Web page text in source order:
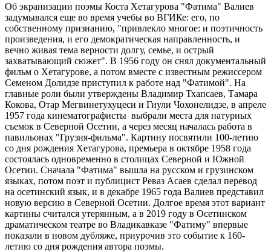
Об экранизации поэмы Коста Хетагурова "Фатима" Валиев
задумывался еще во время учебы во ВГИКе: его, по
собственному признанию, "привлекло многое: и поэтичность
произведения, и его демократическая направленность, и
вечно живая тема верности долгу, семье, и острый
захватывающий сюжет". В 1956 году он снял документальный
фильм о Хетагурове, а потом вместе с известным режиссером
Семеном Долидзе приступил к работе над "Фатимой". На
главные роли были утверждены Владимир Тхапсаев, Тамара
Кокова, Отар Мегвинетухуцеси и Гиули Чохонелидзе, в апреле
1957 года кинематографисты выбрали места для натурных
съемок в Северной Осетии, а через месяц началась работа в
павильонах "Грузия-фильма". Картину посвятили 100-летию
со дня рождения Хетагурова, премьера в октябре 1958 года
состоялась одновременно в столицах Северной и Южной
Осетии. Сначала "Фатима" вышла на русском и грузинском
языках, потом поэт и публицист Реваз Асаев сделал перевод
на осетинский язык, и в декабре 1965 года Валиев представил
новую версию в Северной Осетии. Долгое время этот вариант
картины считался утерянным, а в 2019 году в Осетинском
драматическом театре во Владикавказе "Фатиму" впервые
показали в новом дубляже, приурочив это событие к 160-
летию со дня рождения автора поэмы.